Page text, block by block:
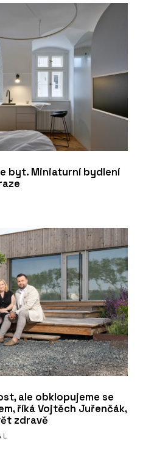
byt. Miniaturní bydlení
ale obklopujeme se
říká Vojtěch Juřenčák,
zdravě